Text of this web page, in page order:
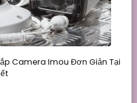
Camera Imou Đơn Giản Tại